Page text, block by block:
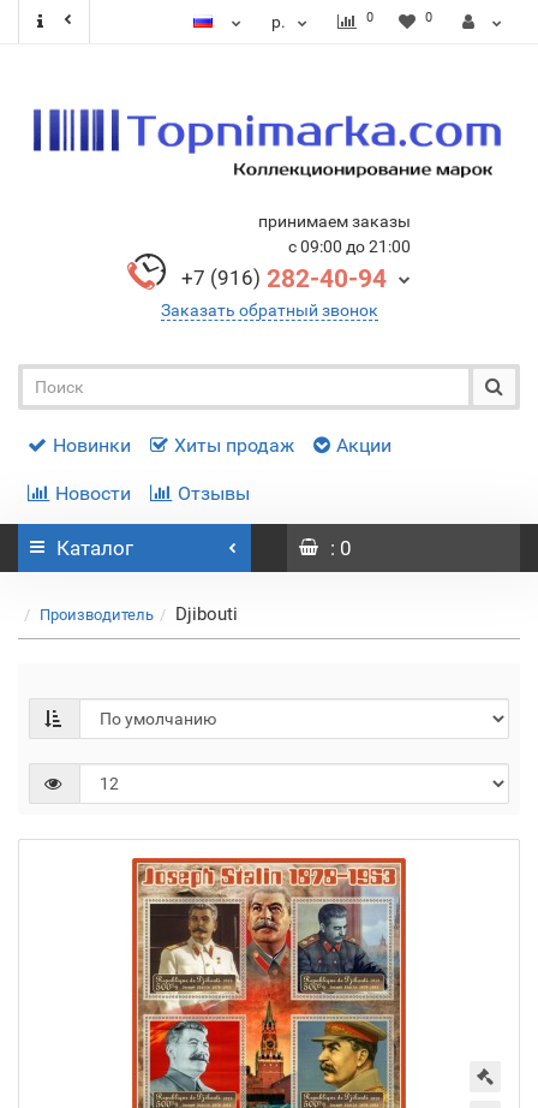
р. 0 0
принимаем заказы
с 09:00 до 21:00
+7 (916) 282-40-94
Заказать обратный звонок
Новинки Хиты продаж Акции
Новости Отзывы
Каталог : 0
Производитель Djibouti